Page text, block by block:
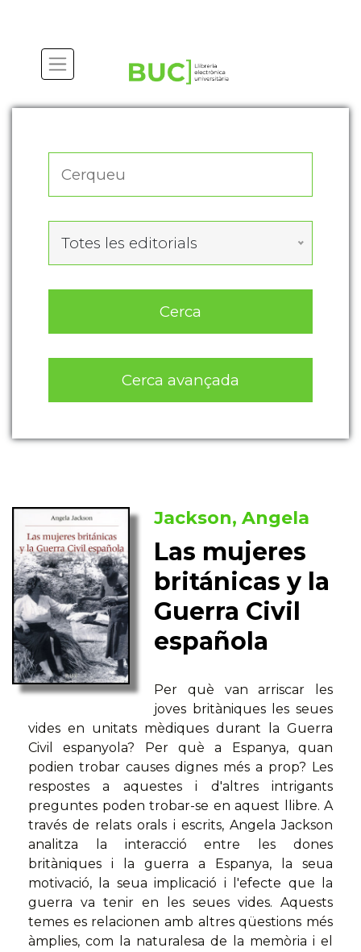
Totes les editorials
Cerca
Cerca avançada
Jackson, Angela
Las mujeres
británicas y la
Guerra Civil
española
Per què van arriscar les
joves britàniques les seues
vides en unitats mèdiques durant la Guerra
Civil espanyola? Per què a Espanya, quan
podien trobar causes dignes més a prop? Les
respostes a aquestes i d'altres intrigants
preguntes poden trobar-se en aquest llibre. A
través de relats orals i escrits, Angela Jackson
analitza la interacció entre les dones
britàniques i la guerra a Espanya, la seua
motivació, la seua implicació i l'efecte que la
guerra va tenir en les seues vides. Aquests
temes es relacionen amb altres qüestions més
àmplies, com la naturalesa de la memòria i el